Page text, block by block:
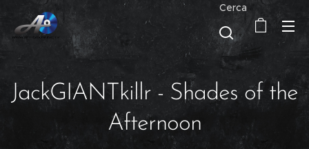
Cerca
JackGIANTkillr - Shades of the
Afternoon